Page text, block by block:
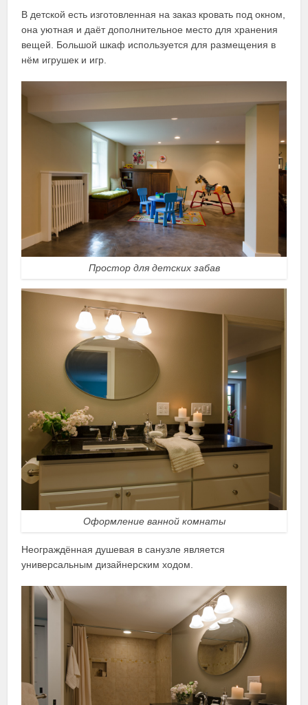
В детской есть изготовленная на заказ кровать под окном,
она уютная и даёт дополнительное место для хранения
вещей. Большой шкаф используется для размещения в
нём игрушек и игр.
Простор для детских забав
Оформление ванной комнаты
Неограждённая душевая в санузле является
универсальным дизайнерским ходом.